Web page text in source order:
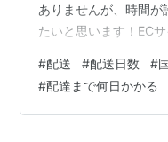
ありませんが、時間が
たいと思います！EC
たい方、是非参考にさ
到着日 配達日数 発送
EMS 香港 2023/1/6
#配送 #配送日数 #
#配達まで何日かかる